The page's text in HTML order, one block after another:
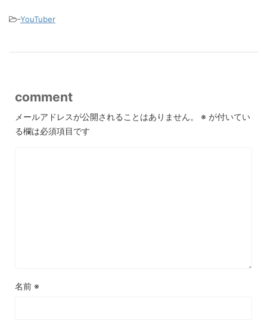
-YouTuber
comment
メールアドレスが公開されることはありません。 ※ が付いてい
る欄は必須項目です
名前 ※